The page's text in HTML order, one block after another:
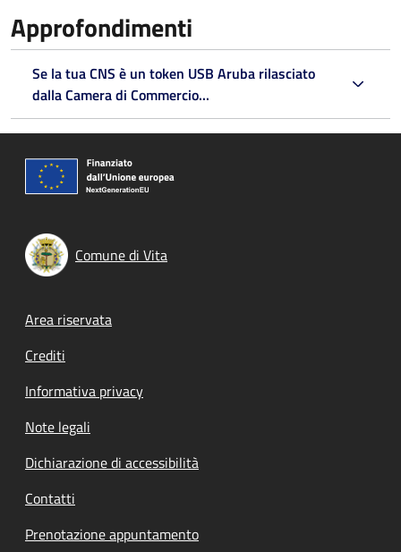
Approfondimenti
Se la tua CNS è un token USB Aruba rilasciato
dalla Camera di Commercio...
Comune di Vita
Footer menu
Area riservata
Crediti
Informativa privacy
Note legali
Dichiarazione di accessibilità
Contatti
Prenotazione appuntamento